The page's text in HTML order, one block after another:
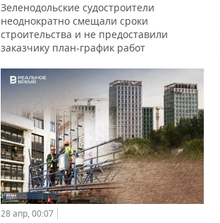
Зеленодольские судостроители
неоднократно смещали сроки
строительства и не предоставили
заказчику план-график работ
28 апр, 00:07